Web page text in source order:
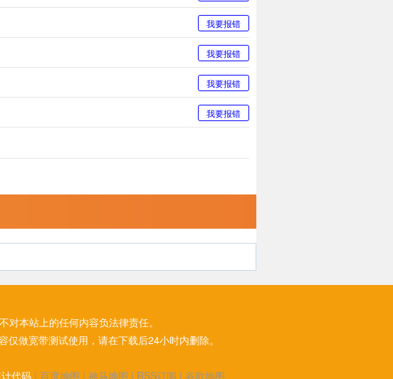
我要报错
我要报错
我要报错
我要报错
本站上的任何内容负法律责任。
做宽带测试使用，请在下载后24小时内删除。
代码 | 百度地图 | 神马地图 | RSS订阅 | 谷歌地图